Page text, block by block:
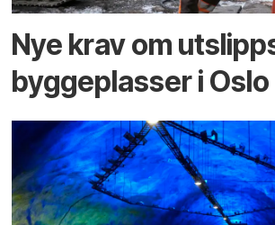
Nye krav om
byggeplasser i Oslo